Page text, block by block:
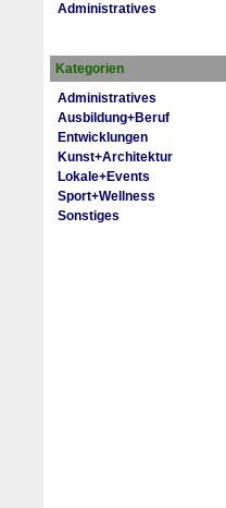
Administratives
Kategorien
Administratives
Ausbildung+Beruf
Entwicklungen
Kunst+Architektur
Lokale+Events
Sport+Wellness
Sonstiges